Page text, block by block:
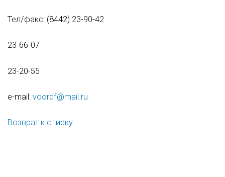
Тел/факс: (8442) 23-90-42
23-66-07
23-20-55
e-mail: voordf@mail.ru
Возврат к списку